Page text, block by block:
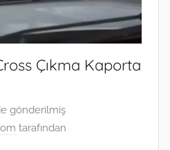
Çıkma Kaporta
gönderilmiş
tarafından